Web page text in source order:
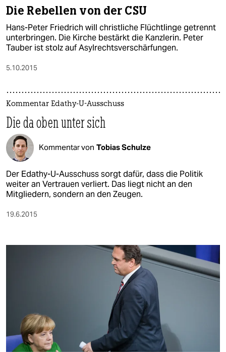
Die Rebellen von der CSU
Hans-Peter Friedrich will christliche Flüchtlinge getrennt
unterbringen. Die Kirche bestärkt die Kanzlerin. Peter
Tauber ist stolz auf Asylrechtsverschärfungen.
5.10.2015
Kommentar Edathy-U-Ausschuss
Die da oben unter sich
Kommentar von Tobias Schulze
Der Edathy-U-Ausschuss sorgt dafür, dass die Politik
weiter an Vertrauen verliert. Das liegt nicht an den
Mitgliedern, sondern an den Zeugen.
19.6.2015